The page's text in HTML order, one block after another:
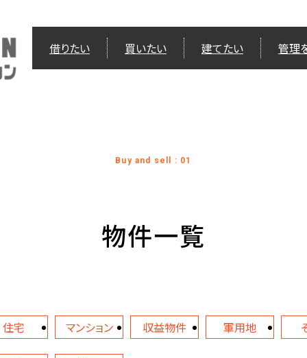
借りたい 買いたい 建てたい 管理
Buy and sell : 01
物件一覧
住宅 マンション 収益物件 軍用地